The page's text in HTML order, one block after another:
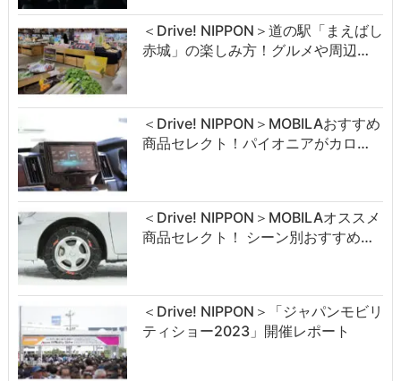
＜Drive! NIPPON＞道の駅「まえばし
赤城」の楽しみ方！グルメや周辺…
＜Drive! NIPPON＞MOBILAおすすめ
商品セレクト！パイオニアがカロ…
＜Drive! NIPPON＞MOBILAオススメ
商品セレクト！ シーン別おすすめ…
＜Drive! NIPPON＞「ジャパンモビリ
ティショー2023」開催レポート